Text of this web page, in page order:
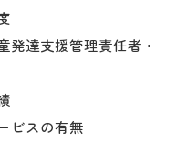
発達支援管理責任者・
ビスの有無